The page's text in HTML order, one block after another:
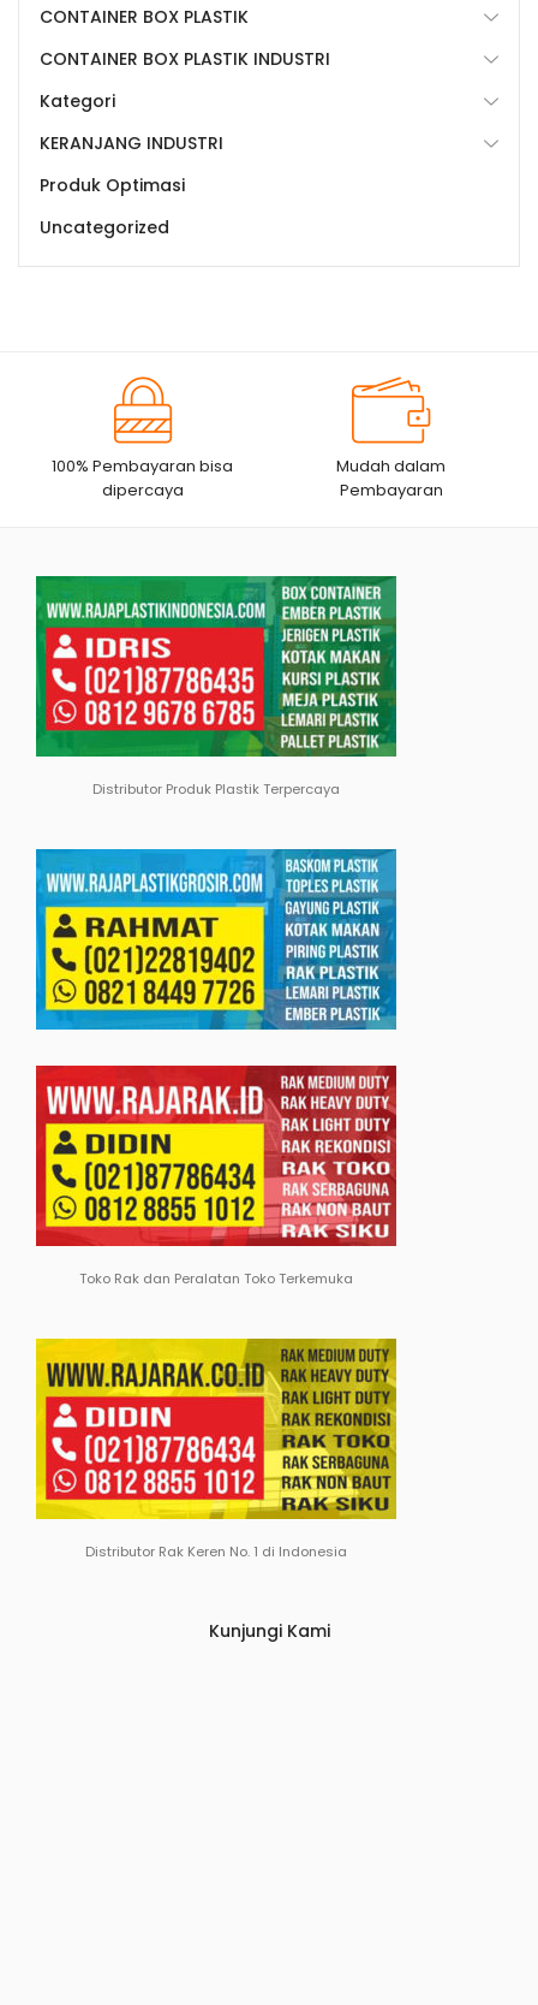
CONTAINER BOX PLASTIK
CONTAINER BOX PLASTIK INDUSTRI
Kategori
KERANJANG INDUSTRI
Produk Optimasi
Uncategorized
100% Pembayaran bisa
dipercaya
Mudah dalam
Pembayaran
Distributor Produk Plastik Terpercaya
Toko Rak dan Peralatan Toko Terkemuka
Distributor Rak Keren No. 1 di Indonesia
Kunjungi Kami